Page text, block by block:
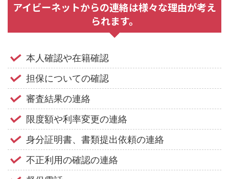
アイビーネットからの連絡は様々な理由が考え
られます。
本人確認や在籍確認
担保についての確認
審査結果の連絡
限度額や利率変更の連絡
身分証明書、書類提出依頼の連絡
不正利用の確認の連絡